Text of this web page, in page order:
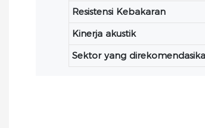
Resistensi Kebakaran
Kinerja akustik
Sektor yang